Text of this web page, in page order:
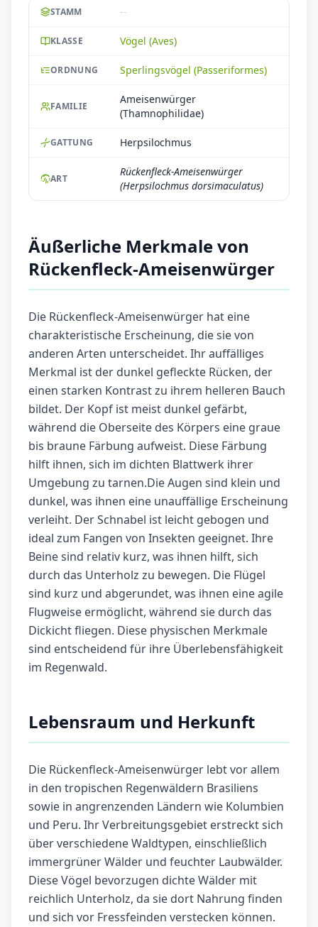
STAMM --
KLASSE Vögel (Aves)
ORDNUNG Sperlingsvögel (Passeriformes)
FAMILIE
Ameisenwürger
(Thamnophilidae)
GATTUNG Herpsilochmus
ART
Rückenfleck-Ameisenwürger
(Herpsilochmus dorsimaculatus)
Äußerliche Merkmale von
Rückenfleck-Ameisenwürger
Die Rückenfleck-Ameisenwürger hat eine
charakteristische Erscheinung, die sie von
anderen Arten unterscheidet. Ihr auffälliges
Merkmal ist der dunkel gefleckte Rücken, der
einen starken Kontrast zu ihrem helleren Bauch
bildet. Der Kopf ist meist dunkel gefärbt,
während die Oberseite des Körpers eine graue
bis braune Färbung aufweist. Diese Färbung
hilft ihnen, sich im dichten Blattwerk ihrer
Umgebung zu tarnen.Die Augen sind klein und
dunkel, was ihnen eine unauffällige Erscheinung
verleiht. Der Schnabel ist leicht gebogen und
ideal zum Fangen von Insekten geeignet. Ihre
Beine sind relativ kurz, was ihnen hilft, sich
durch das Unterholz zu bewegen. Die Flügel
sind kurz und abgerundet, was ihnen eine agile
Flugweise ermöglicht, während sie durch das
Dickicht fliegen. Diese physischen Merkmale
sind entscheidend für ihre Überlebensfähigkeit
im Regenwald.
Lebensraum und Herkunft
Die Rückenfleck-Ameisenwürger lebt vor allem
in den tropischen Regenwäldern Brasiliens
sowie in angrenzenden Ländern wie Kolumbien
und Peru. Ihr Verbreitungsgebiet erstreckt sich
über verschiedene Waldtypen, einschließlich
immergrüner Wälder und feuchter Laubwälder.
Diese Vögel bevorzugen dichte Wälder mit
reichlich Unterholz, da sie dort Nahrung finden
und sich vor Fressfeinden verstecken können.